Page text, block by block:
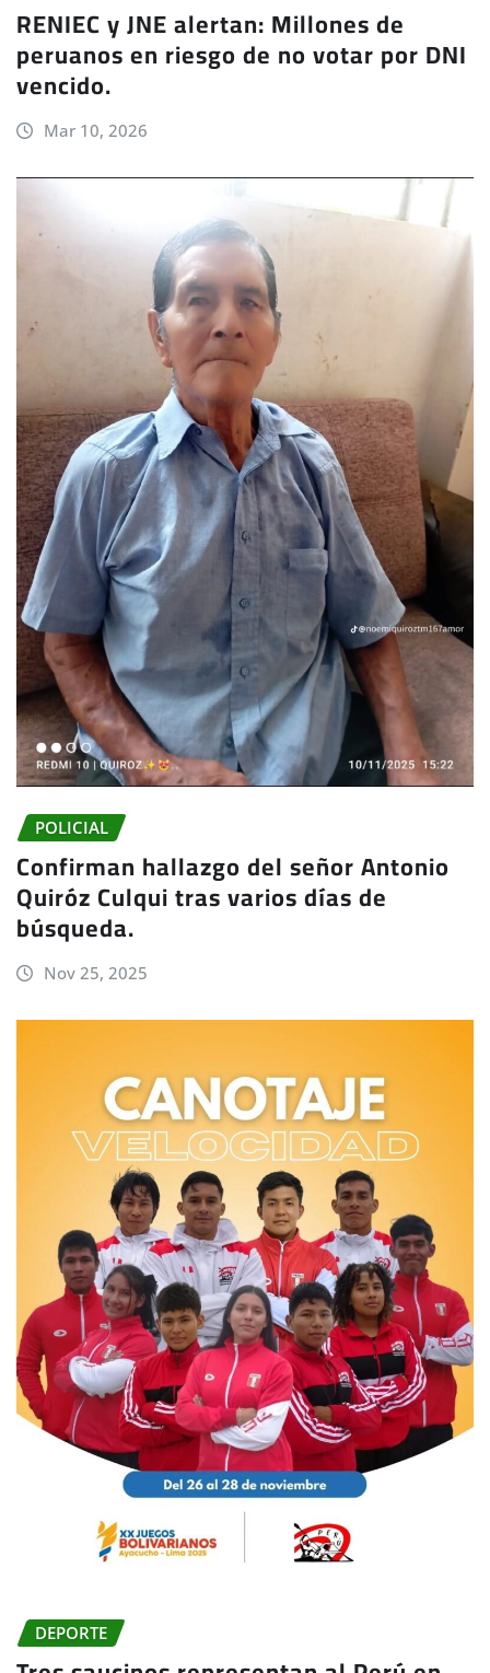
RENIEC y JNE alertan: Millones de
peruanos en riesgo de no votar por DNI
vencido.
Mar 10, 2026
POLICIAL
Confirman hallazgo del señor Antonio
Quiróz Culqui tras varios días de
búsqueda.
Nov 25, 2025
DEPORTE